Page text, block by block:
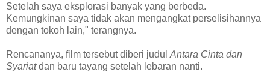
Setelah saya eksplorasi banyak yang berbeda.
Kemungkinan saya tidak akan mengangkat perselisihannya
dengan tokoh lain," terangnya.
Rencananya, film tersebut diberi judul Antara Cinta dan
Syariatdan baru tayang setelah lebaran nanti.